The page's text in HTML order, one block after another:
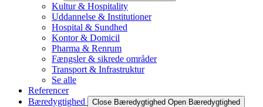
Kultur & Hospitality
Uddannelse & Institutioner
Hospital & Sundhed
Kontor & Domicil
Pharma & Renrum
Fængsler & sikrede områder
Transport & Infrastruktur
Se alle
Referencer
Bæredygtighed
Close Bæredygtighed Open Bæredygtighed